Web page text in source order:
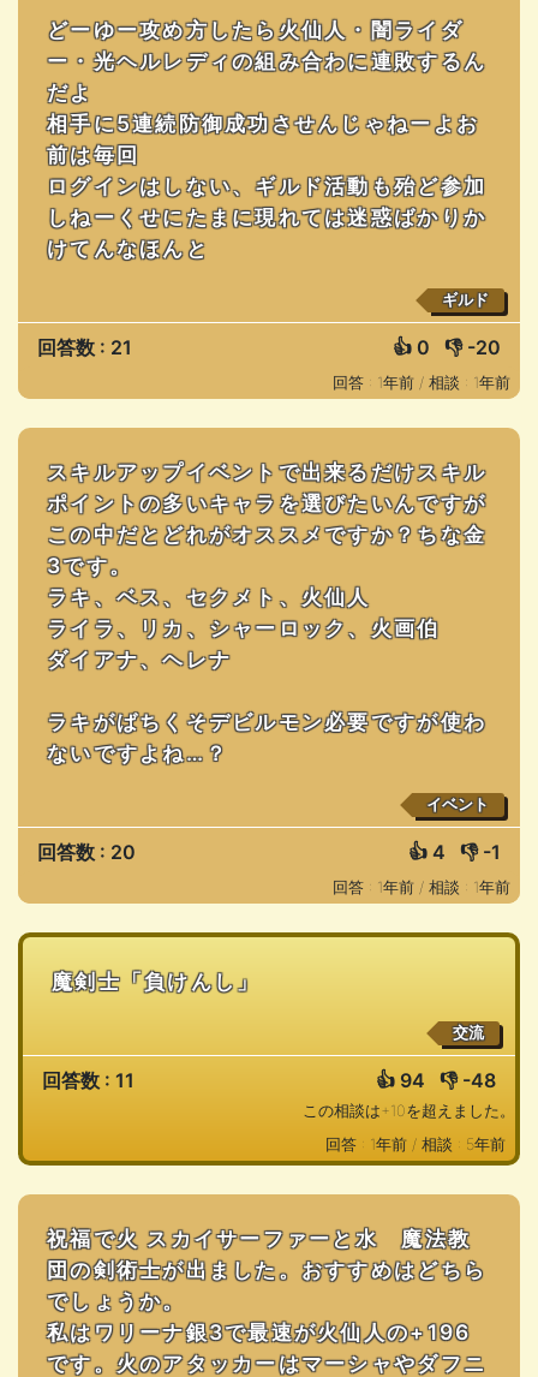
どーゆー攻め方したら火仙人・闇ライダ
ー・光ヘルレディの組み合わに連敗するん
だよ
相手に5連続防御成功させんじゃねーよお
前は毎回
ログインはしない、ギルド活動も殆ど参加
しねーくせにたまに現れては迷惑ばかりか
けてんなほんと
ギルド
回答数 : 21 👍 0 👎 -20
回答 : 1年前 / 相談 : 1年前
スキルアップイベントで出来るだけスキル
ポイントの多いキャラを選びたいんですが
この中だとどれがオススメですか？ちな金
3です。
ラキ、ベス、セクメト、火仙人
ライラ、リカ、シャーロック、火画伯
ダイアナ、ヘレナ
ラキがばちくそデビルモン必要ですが使わ
ないですよね…？
イベント
回答数 : 20 👍 4 👎 -1
回答 : 1年前 / 相談 : 1年前
魔剣士「負けんし」
交流
回答数 : 11 👍 94 👎 -48
この相談は+10を超えました。
回答 : 1年前 / 相談 : 5年前
祝福で火 スカイサーファーと水 魔法教
団の剣術士が出ました。おすすめはどちら
でしょうか。
私はワリーナ銀3で最速が火仙人の+196
です。火のアタッカーはマーシャやダフニ